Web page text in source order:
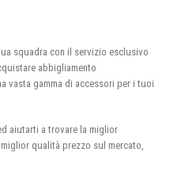
squadra con il servizio esclusivo
abbigliamento
vasta gamma di accessori per i tuoi
aiutarti a trovare la miglior
qualità prezzo sul mercato,